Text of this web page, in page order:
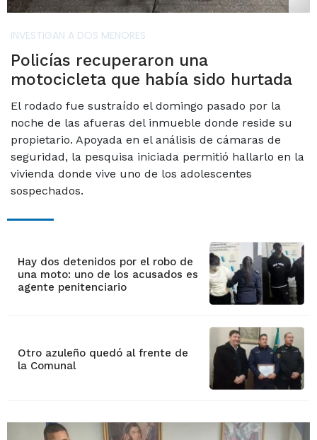
INVESTIGAN A DOS MENORES
Policías recuperaron una
motocicleta que había sido hurtada
El rodado fue sustraído el domingo pasado por la
noche de las afueras del inmueble donde reside su
propietario. Apoyada en el análisis de cámaras de
seguridad, la pesquisa iniciada permitió hallarlo en la
vivienda donde vive uno de los adolescentes
sospechados.
Hay dos detenidos por el robo de
una moto: uno de los acusados es
agente penitenciario
Otro azuleño quedó al frente de
la Comunal